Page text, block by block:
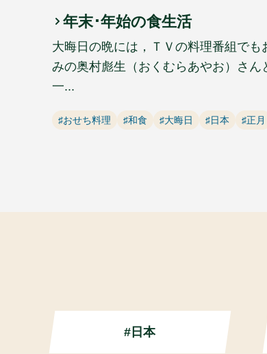
年末･年始の食生活
大晦日の晩には，ＴＶの料理番組でも
みの奥村彪生（おくむらあやお）さん
一...
♯おせち料理 ♯和食 ♯大晦日 ♯日本 ♯正月
#日本